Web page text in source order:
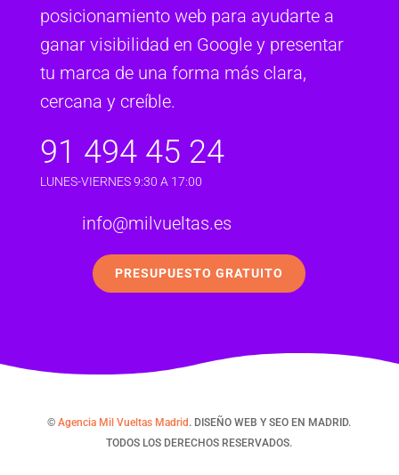
posicionamiento web para ayudarte a
ganar visibilidad en Google y presentar
tu marca de una forma más clara,
cercana y creíble.
91 494 45 24
LUNES-VIERNES 9:30 A 17:00
info@milvueltas.es
PRESUPUESTO GRATUITO
©Agencia Mil Vueltas Madrid . DISEÑO WEB Y SEO EN MADRID.
TODOS LOS DERECHOS RESERVADOS.